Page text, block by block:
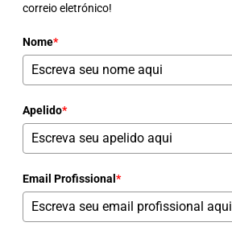
correio eletrónico!
Nome*
Apelido*
Email Profissional *